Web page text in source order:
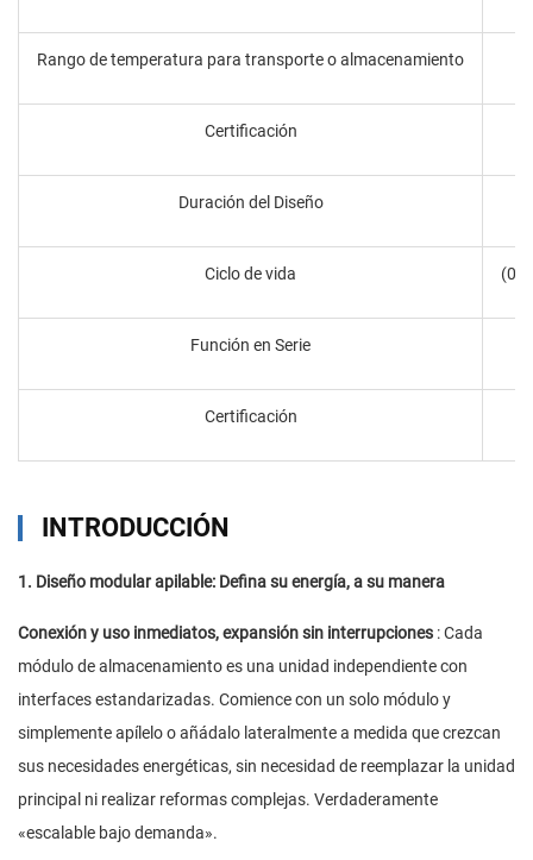
Rango de temperatura para transporte o almacenamiento
Certificación
Duración del Diseño
Ciclo de vida
Función en Serie
Certificación
INTRODUCCIÓN
1. Diseño modular apilable: Defina su energía, a su manera
Conexión y uso inmediatos, expansión sin interrupciones : Cada
módulo de almacenamiento es una unidad independiente con
interfaces estandarizadas. Comience con un solo módulo y
simplemente apílelo o añádalo lateralmente a medida que crezcan
sus necesidades energéticas, sin necesidad de reemplazar la unidad
principal ni realizar reformas complejas. Verdaderamente
«escalable bajo demanda».